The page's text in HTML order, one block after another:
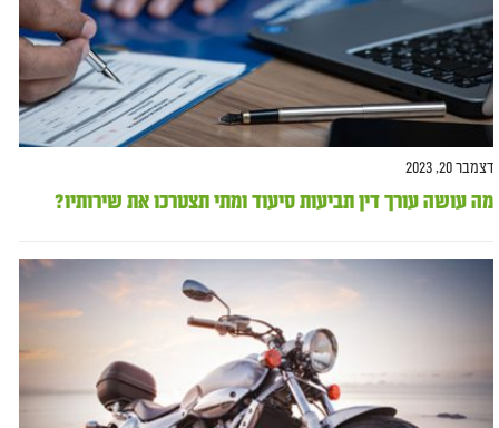
דצמבר 20, 2023
מה עושה עורך דין תביעות סיעוד ומתי תצטרכו את שירותיו?